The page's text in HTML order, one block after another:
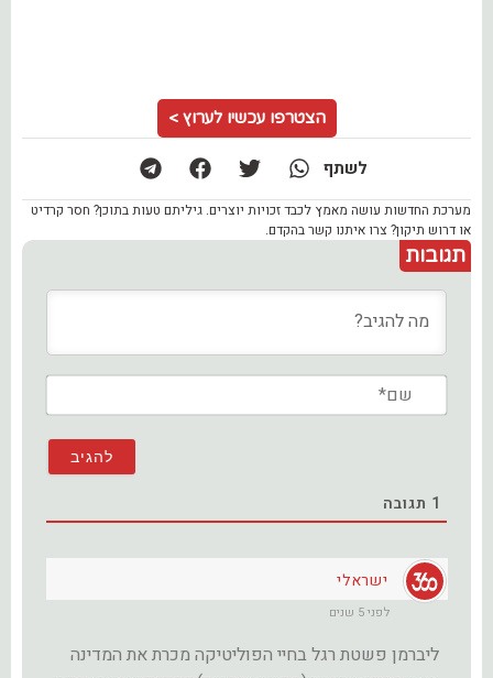
הצטרפו עכשיו לערוץ >
לשתף
מערכת החדשות עושה מאמץ לכבד זכויות יוצרים. גיליתם טעות בתוכן? חסר קרדיט
או דרוש תיקון? צרו איתנו קשר בהקדם.
תגובות
1 תגובה
ישראלי
לפני 5 שנים
ליברמן פשטת רגל בחיי הפוליטיקה מכרת את המדינה